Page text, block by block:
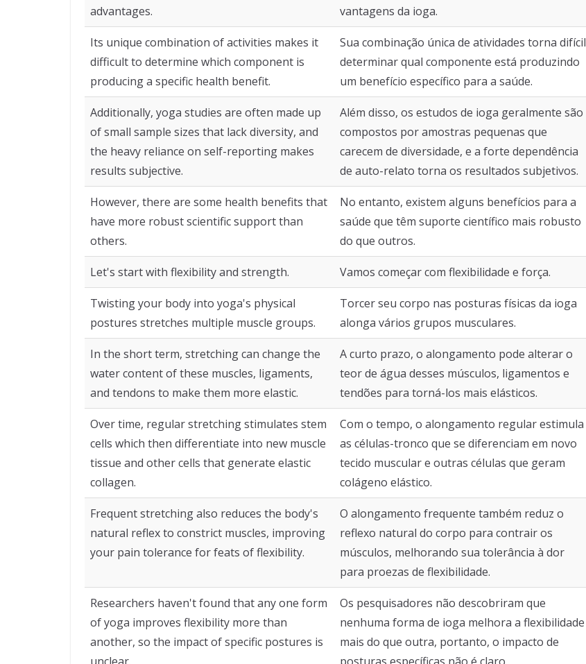
advantages.
vantagens da ioga.
Its unique combination of activities makes it
difficult to determine which component is
producing a specific health benefit.
Sua combinação única de atividades torna difícil
determinar qual componente está produzindo
um benefício específico para a saúde.
Additionally, yoga studies are often made up
of small sample sizes that lack diversity, and
the heavy reliance on self-reporting makes
results subjective.
Além disso, os estudos de ioga geralmente são
compostos por amostras pequenas que
carecem de diversidade, e a forte dependência
de auto-relato torna os resultados subjetivos.
However, there are some health benefits that
have more robust scientific support than
others.
No entanto, existem alguns benefícios para a
saúde que têm suporte científico mais robusto
do que outros.
Let's start with flexibility and strength. Vamos começar com flexibilidade e força.
Twisting your body into yoga's physical
postures stretches multiple muscle groups.
Torcer seu corpo nas posturas físicas da ioga
alonga vários grupos musculares.
In the short term, stretching can change the
water content of these muscles, ligaments,
and tendons to make them more elastic.
A curto prazo, o alongamento pode alterar o
teor de água desses músculos, ligamentos e
tendões para torná-los mais elásticos.
Over time, regular stretching stimulates stem
cells which then differentiate into new muscle
tissue and other cells that generate elastic
collagen.
Com o tempo, o alongamento regular estimula
as células-tronco que se diferenciam em novo
tecido muscular e outras células que geram
colágeno elástico.
Frequent stretching also reduces the body's
natural reflex to constrict muscles, improving
your pain tolerance for feats of flexibility.
O alongamento frequente também reduz o
reflexo natural do corpo para contrair os
músculos, melhorando sua tolerância à dor
para proezas de flexibilidade.
Researchers haven't found that any one form
of yoga improves flexibility more than
another, so the impact of specific postures is
Os pesquisadores não descobriram que
nenhuma forma de ioga melhora a flexibilidade
mais do que outra, portanto, o impacto de